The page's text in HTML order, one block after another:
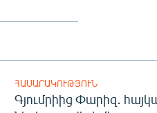
ՀԱՍԱՐԱԿՈՒԹՅՈՒՆ
Գյումրիից Փարիզ․